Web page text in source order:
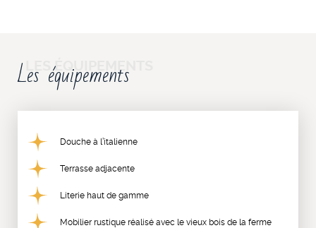
Les équipements
Douche à l’italienne
Terrasse adjacente
Literie haut de gamme
Mobilier rustique réalisé avec le vieux bois de la ferme